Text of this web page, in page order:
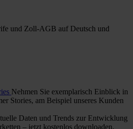
und Zoll-AGB auf Deutsch und
Nehmen Sie exemplarisch Einblick in
Stories, am Beispiel unseres Kunden
Daten und Trends zur Entwicklung
– jetzt kostenlos downloaden.